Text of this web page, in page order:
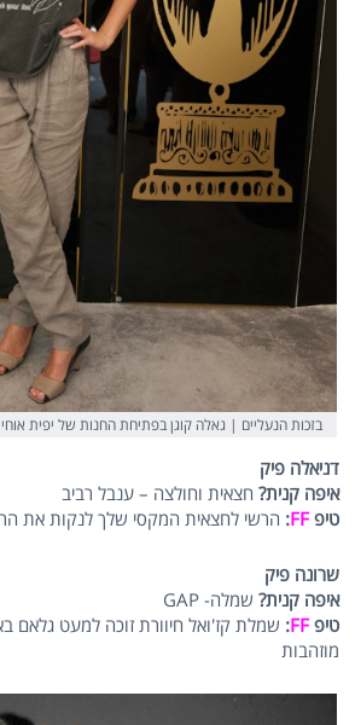
בזכות הנעליים | גאלה קוגן בפתיחת החנות של יפית
דניאלה פיק
איפה קנית? חצאית וחולצה – ענבל רביב
טיפFF
: הרשי לחצאית המקסי שלך לנקות את
שרונה פיק
איפה קנית? שמלה- GAP
טיפFF
: שמלת קז'ואל חיוורת זוכה למעט גלאם
מוזהבות